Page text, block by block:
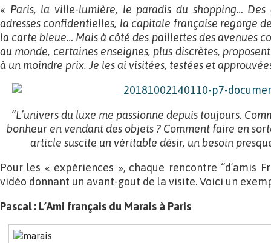
« Paris, la ville-lumière, le paradis du shopping… Des
adresses confidentielles, la capitale française regorge
la carte bleue… Mais à côté des paillettes des avenues
au monde, certaines enseignes, plus discrètes,
à un moindre prix. Je les ai visitées, testées et
“L’univers du luxe me passionne depuis toujours.
bonheur en vendant des objets ? Comment faire en
article suscite un véritable désir, un besoin
Pour les « expériences », chaque rencontre “d’amis
vidéo donnant un avant-gout de la visite. Voici un
Pascal : L’Ami français du Marais à Paris